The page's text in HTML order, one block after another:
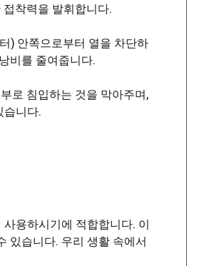
착력을 발휘합니다.
) 안쪽으로부터 열을 차단하
비를 줄여줍니다.
로 침입하는 것을 막아주며,
습니다.
용하시기에 적합합니다. 이
있습니다. 우리 생활 속에서